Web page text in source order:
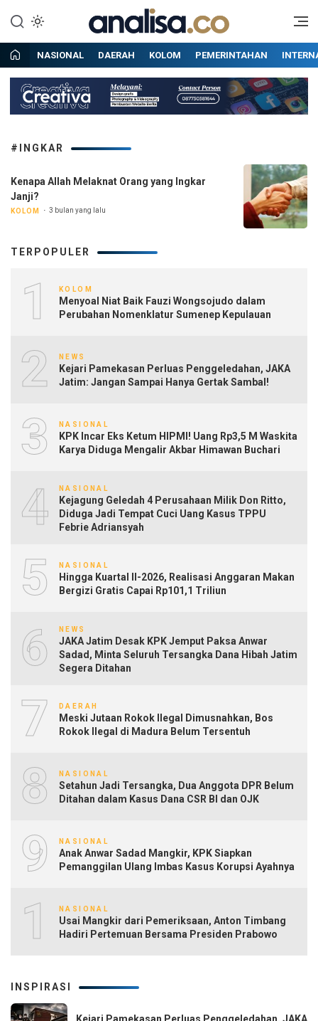
konten
Analisa
Situs berita online terpercaya
NASIONAL DAERAH KOLOM PEMERINTAHAN
#INGKAR
Kenapa Allah Melaknat Orang yang Ingkar
Janji?
KOLOM 3 bulan yang lalu
TERPOPULER
1 KOLOM
Menyoal Niat Baik Fauzi Wongsojudo dalam
Perubahan Nomenklatur Sumenep Kepulauan
2 NEWS
Kejari Pamekasan Perluas Penggeledahan, JAKA
Jatim: Jangan Sampai Hanya Gertak Sambal!
3 NASIONAL
KPK Incar Eks Ketum HIPMI! Uang Rp3,5 M Waskita
Karya Diduga Mengalir Akbar Himawan Buchari
4 NASIONAL
Kejagung Geledah 4 Perusahaan Milik Don Ritto,
Diduga Jadi Tempat Cuci Uang Kasus TPPU
Febrie Adriansyah
5 NASIONAL
Hingga Kuartal II-2026, Realisasi Anggaran Makan
Bergizi Gratis Capai Rp101,1 Triliun
6 NEWS
JAKA Jatim Desak KPK Jemput Paksa Anwar
Sadad, Minta Seluruh Tersangka Dana Hibah Jatim
Segera Ditahan
7 DAERAH
Meski Jutaan Rokok Ilegal Dimusnahkan, Bos
Rokok Ilegal di Madura Belum Tersentuh
8 NASIONAL
Setahun Jadi Tersangka, Dua Anggota DPR Belum
Ditahan dalam Kasus Dana CSR BI dan OJK
9 NASIONAL
Anak Anwar Sadad Mangkir, KPK Siapkan
Pemanggilan Ulang Imbas Kasus Korupsi Ayahnya
10NASIONAL
Usai Mangkir dari Pemeriksaan, Anton Timbang
Hadiri Pertemuan Bersama Presiden Prabowo
INSPIRASI